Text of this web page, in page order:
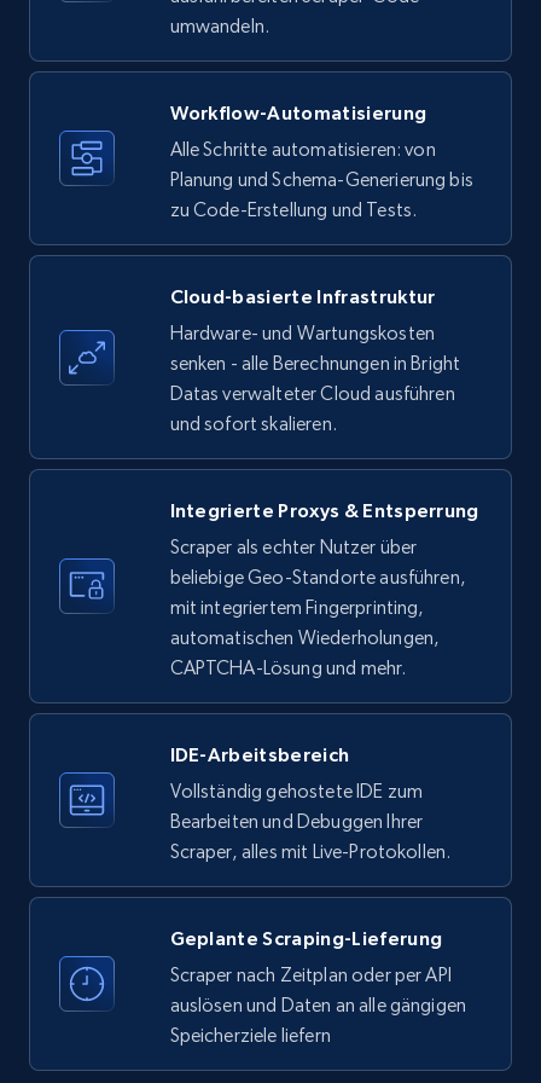
specific keywords
Title, Seller name, Brand, Description, Initial
35.2K+ 5.7K+ Gratis testen
Amazon products - find products by using
upc numbers
Title, Seller name, Brand, Description, Initial
price, Currency, Availability, Reviews count, and
LinkedIn company information
ID, Name, Country code, Locations, Followers,
Employees in linkedin, About, Specialties, and
3.5K+ Gratis testen
business account, Is professional account, Is
verified, and more.
3.4K+ Gratis testen
umwandeln.
Workflow-Automatisierung
Alle Schritte automatisieren: von
Planung und Schema-Generierung bis
zu Code-Erstellung und Tests.
Cloud-basierte Infrastruktur
Hardware- und Wartungskosten
senken - alle Berechnungen in Bright
Datas verwalteter Cloud ausführen
und sofort skalieren.
Integrierte Proxys & Entsperrung
Scraper als echter Nutzer über
beliebige Geo-Standorte ausführen,
mit integriertem Fingerprinting,
automatischen Wiederholungen,
CAPTCHA-Lösung und mehr.
IDE-Arbeitsbereich
Vollständig gehostete IDE zum
Bearbeiten und Debuggen Ihrer
Scraper, alles mit Live-Protokollen.
Geplante Scraping-Lieferung
Scraper nach Zeitplan oder per API
auslösen und Daten an alle gängigen
Speicherziele liefern